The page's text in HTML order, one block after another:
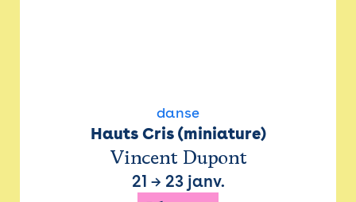
danse
Hauts Cris (miniature)
Vincent Dupont
21 → 23 janv.